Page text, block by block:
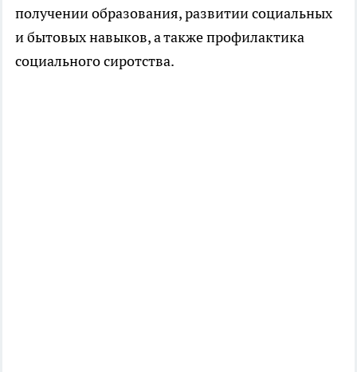
получении образования, развитии социальных
и бытовых навыков, а также профилактика
социального сиротства.